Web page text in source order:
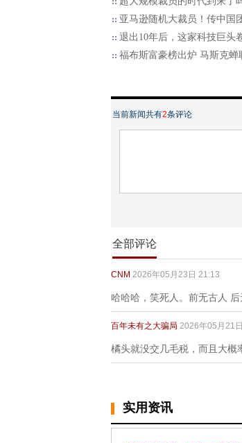
亚马逊随机大裁员！传中国
退出10年后，这家科技巨头
福布斯富豪榜出炉 马斯克蝉
当前新闻共有2条评论
全部评论
CNM 2026年05月23日 21:13
哈哈哈，笑死人。前无古人
百年未有之大骗局 2026年05月21
橘头就没交几毛税，而且大概
实用资讯